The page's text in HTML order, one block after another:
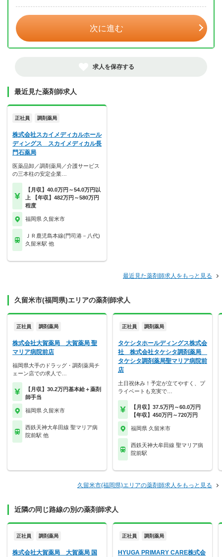
次に進む
求人を保存する
最近見た薬剤師求人
正社員 調剤薬局
株式会社スカイメディカルホール
ディングス スカイメディカル長
門石薬局
医薬品卸／調剤薬局／介護サービス
の三本柱の安定企業…
【月収】40.0万円～54.0万円以
上 【年収】482万円～580万円
程度
福岡県 久留米市
ＪＲ鹿児島本線(門司港－八代)
久留米駅 他
最近見た薬剤師求人をもっと見る
久留米市(福岡県)エリアの薬剤師求人
正社員 調剤薬局
株式会社大賀薬局 大賀薬局 聖
マリア病院前店
福岡県大手のドラッグ・調剤薬局チ
ェーン店での求人で…
【月収】30.2万円基本給＋薬剤
師手当
福岡県 久留米市
西鉄天神大牟田線 聖マリア病
院前駅 他
正社員 調剤薬局
タケシタホールディングス株式会
社 株式会社タケシタ調剤薬局
タケシタ調剤薬局聖マリア病院前
店
土日祝休み！予定が立てやすく、プ
ライベートも充実で…
【月収】37.5万円～60.0万円
【年収】450万円～720万円
福岡県 久留米市
西鉄天神大牟田線 聖マリア病
院前駅
久留米市(福岡県)エリアの薬剤師求人をもっと見る
近隣の同じ路線の別の薬剤師求人
正社員 調剤薬局
株式会社大賀薬局 大賀薬局 国
正社員 調剤薬局
HYUGA PRIMARY CARE株式会